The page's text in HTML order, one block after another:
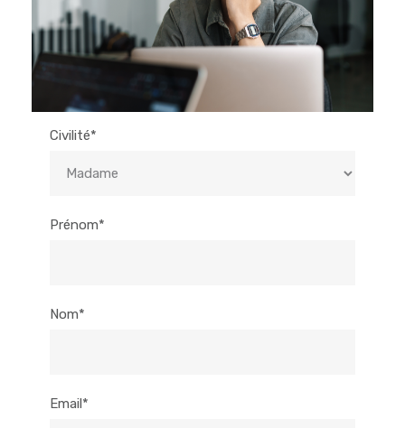
Civilité*
Prénom*
Nom*
Email*